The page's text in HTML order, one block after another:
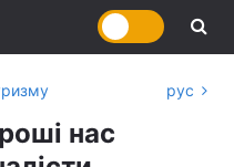
рус
нас